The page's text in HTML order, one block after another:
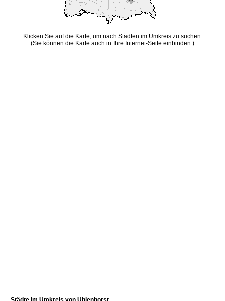
Klicken Sie auf die Karte, um nach Städten im Umkreis zu suchen.
(Sie können die Karte auch in Ihre Internet-Seite einbinden.)